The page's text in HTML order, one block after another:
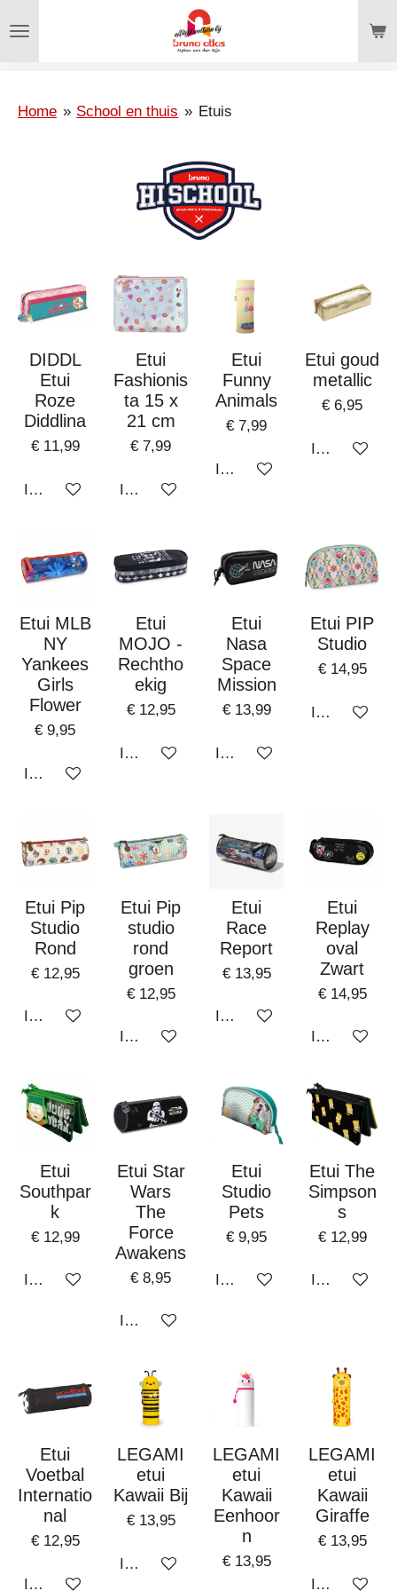
direct
hoofdinhoud
Home » School en thuis » Etuis
DIDDL
Etui
Roze
Diddlina
€ 11,99
In winkelwagen
Etui
Fashionis
ta 15 x
21 cm
€ 7,99
In winkelwagen
Etui
Funny
Animals
€ 7,99
In winkelwagen
Etui goud
metallic
€ 6,95
In
Etui MLB
NY
Yankees
Girls
Flower
€ 9,95
In winkelwagen
Etui
MOJO -
Rechtho
ekig
€ 12,95
In winkelwagen
Etui
Nasa
Space
Mission
€ 13,99
In winkelwagen
Etui PIP
Studio
€ 14,95
In
Etui Pip
Studio
Rond
€ 12,95
In winkelwagen
Etui Pip
studio
rond
groen
€ 12,95
In winkelwagen
Etui
Race
Report
€ 13,95
In winkelwagen
Etui
Replay
oval
Zwart
€ 14,95
In
Etui
Southpar
k
€ 12,99
In winkelwagen
Etui Star
Wars
The
Force
Awakens
€ 8,95
In winkelwagen
Etui
Studio
Pets
€ 9,95
In winkelwagen
Etui The
Simpson
s
€ 12,99
In
Etui
Voetbal
Internatio
nal
€ 12,95
In winkelwagen
LEGAMI
etui
Kawaii Bij
€ 13,95
In winkelwagen
LEGAMI
etui
Kawaii
Eenhoor
n
€ 13,95
LEGAMI
etui
Kawaii
Giraffe
€ 13,95
In